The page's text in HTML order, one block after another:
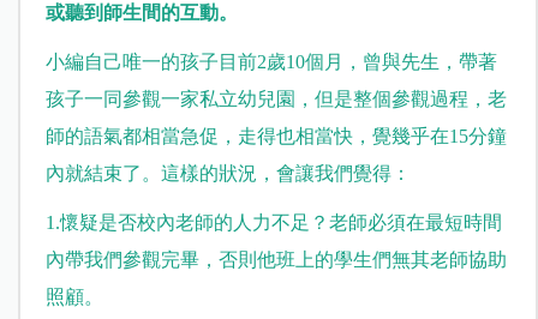
或聽到師生間的互動。
小編自己唯一的孩子目前2歲10個月，曾與先生，帶著
孩子一同參觀一家私立幼兒園，但是整個參觀過程，老
師的語氣都相當急促，走得也相當快，覺幾乎在15分鐘
內就結束了。這樣的狀況，會讓我們覺得：
1.懷疑是否校內老師的人力不足？老師必須在最短時間
內帶我們參觀完畢，否則他班上的學生們無其老師協助
照顧。